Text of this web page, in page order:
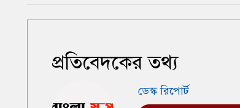
প্রতিবেদকের তথ্য
ডেস্ক রিপোর্ট